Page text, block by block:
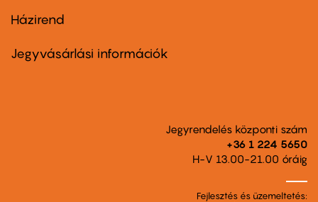
Footer
second
Házirend
Jegyvásárlási információk
Jegyrendelés központi szám
+36 1 224 5650
H-V 13.00-21.00 óráig
Fejlesztés és üzemeltetés: